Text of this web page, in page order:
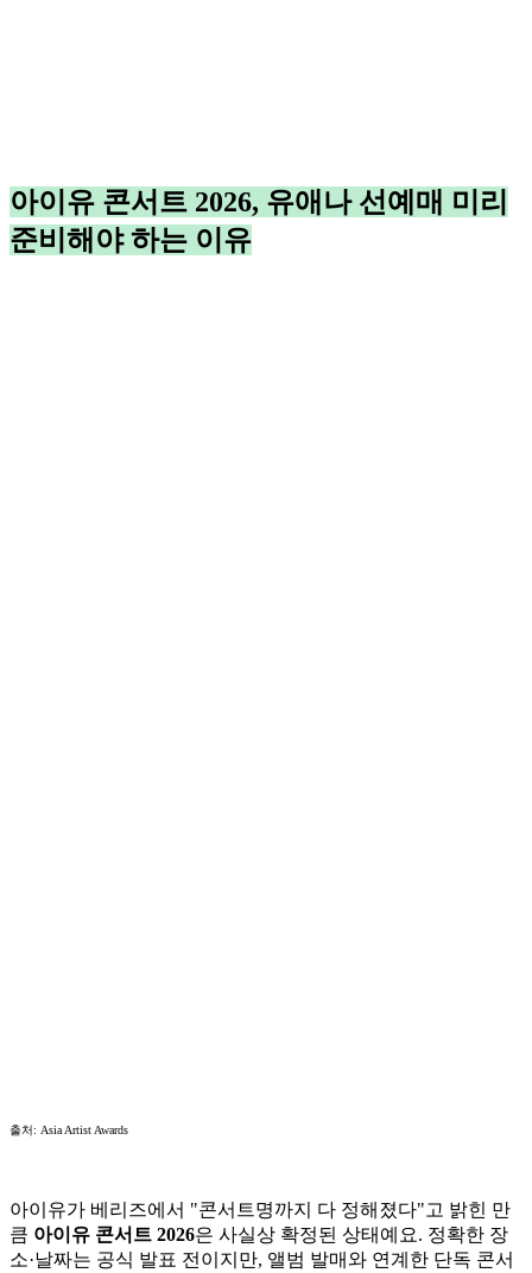
아이유 콘서트 2026, 유애나 선예매 미리
준비해야 하는 이유
출처: Asia Artist Awards
아이유가 베리즈에서 "콘서트명까지 다 정해졌다"고 밝힌 만
큼 아이유 콘서트 2026은 사실상 확정된 상태예요. 정확한 장
소·날짜는 공식 발표 전이지만, 앨범 발매와 연계한 단독 콘서